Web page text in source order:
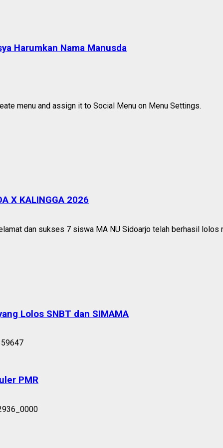
Harumkan Nama Manusda
menu and assign it to Social Menu on Menu Settings.
X KALINGGA 2026
Lolos SNBT dan SIMAMA
PMR